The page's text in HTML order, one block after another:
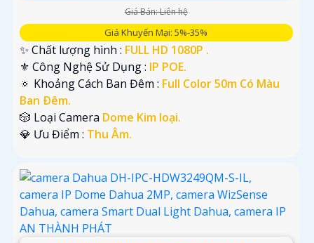
Giá Bán: Liên hệ
Giá Khuyến Mại: 5%-35%
✨ Chất lượng hình : FULL HD 1080P .
⚜️ Công Nghệ Sử Dụng : IP POE.
🔅 Khoảng Cách Ban Đêm : Full Color 50m Có Màu
Ban Ðêm.
🎲 Loại Camera Dome Kim loại.
️💎 Ưu Điểm : Thu Âm.